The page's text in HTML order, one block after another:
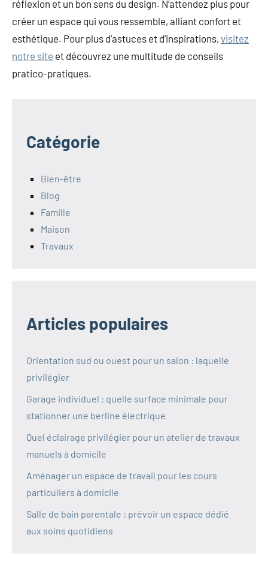
réflexion et un bon sens du design. N’attendez plus pour
créer un espace qui vous ressemble, alliant confort et
esthétique. Pour plus d’astuces et d’inspirations, visitez
notre site et découvrez une multitude de conseils
pratico-pratiques.
Catégorie
Bien-être
Blog
Famille
Maison
Travaux
Articles populaires
Orientation sud ou ouest pour un salon : laquelle
privilégier
Garage individuel : quelle surface minimale pour
stationner une berline électrique
Quel éclairage privilégier pour un atelier de travaux
manuels à domicile
Aménager un espace de travail pour les cours
particuliers à domicile
Salle de bain parentale : prévoir un espace dédié
aux soins quotidiens